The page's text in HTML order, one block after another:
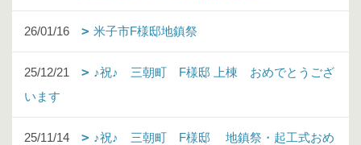
26/01/16 米子市F様邸地鎮祭
25/12/21
♪祝♪ 三朝町 F様邸 上棟 おめでとうござ
います
25/11/14
♪祝♪ 三朝町 F様邸 地鎮祭・起工式おめ